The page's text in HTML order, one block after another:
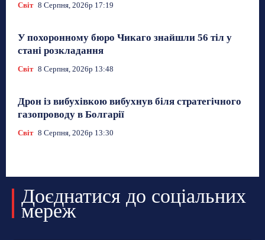
Світ 8 Серпня, 2026р 17:19
У похоронному бюро Чикаго знайшли 56 тіл у
стані розкладання
Світ 8 Серпня, 2026р 13:48
Дрон із вибухівкою вибухнув біля стратегічного
газопроводу в Болгарії
Світ 8 Серпня, 2026р 13:30
Доєднатися до соціальних
мереж